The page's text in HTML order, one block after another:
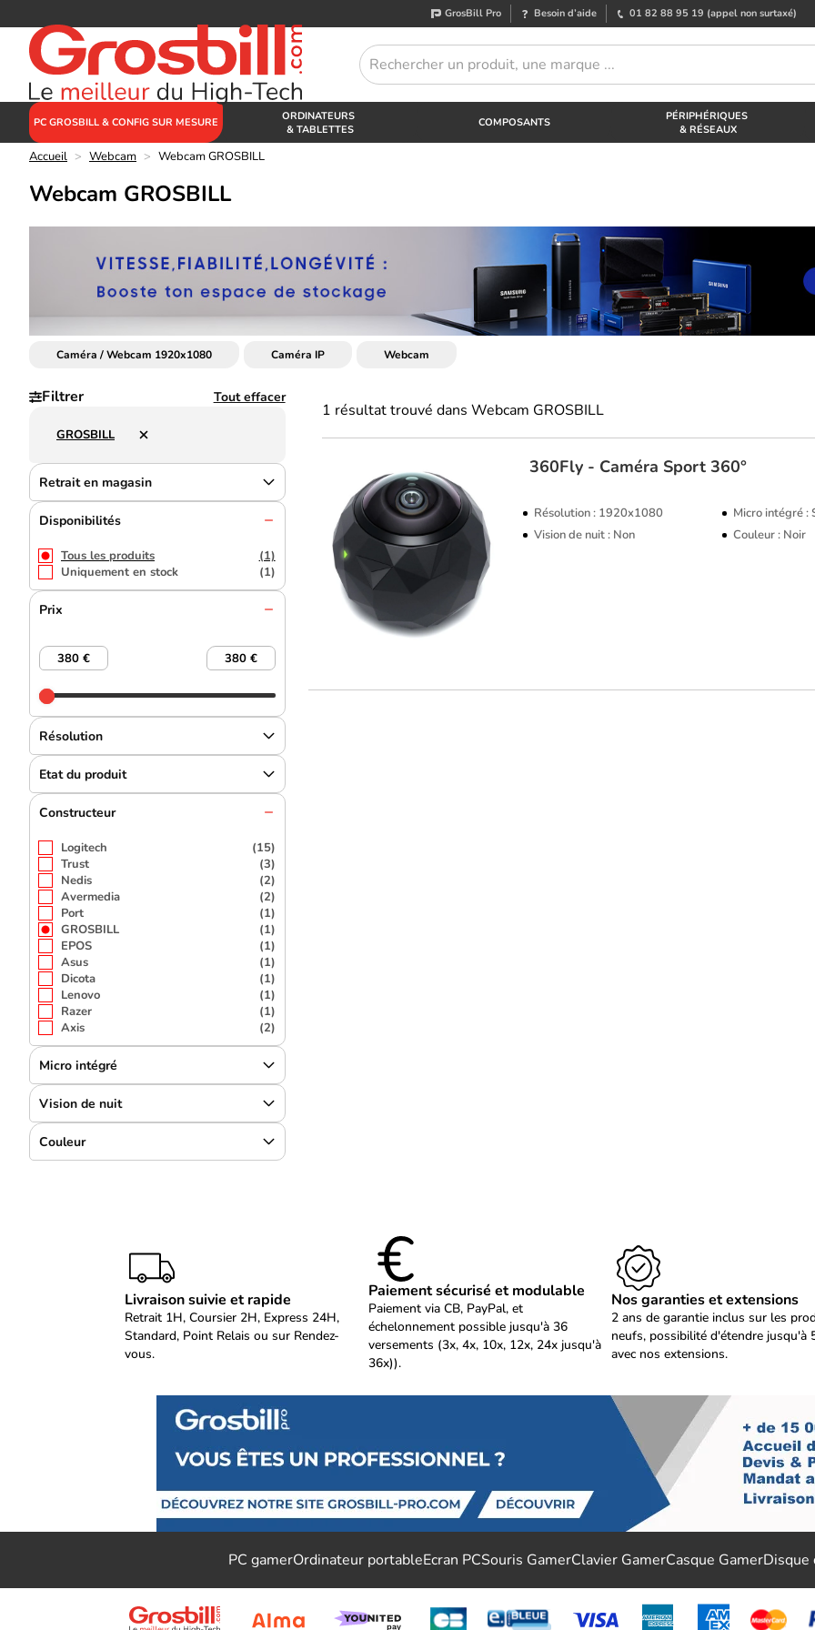
GrosBill Pro Besoin d’aide 01 82 88 95 19 (appel non surtaxé)
PC GROSBILL & CONFIG SUR MESURE
ORDINATEURS
& TABLETTES
COMPOSANTS
PÉRIPHÉRIQUES
& RÉSEAUX
Accueil > Webcam > Webcam GROSBILL
Webcam GROSBILL
Caméra / Webcam 1920x1080 Caméra IP Webcam
Filtrer Tout effacer
GROSBILL
Retrait en magasin
Disponibilités
Tous les produits
(1)
Uniquement en stock
(1)
Prix
Résolution
Etat du produit
Constructeur
Logitech
(15)
Trust
(3)
Nedis
(2)
Avermedia
(2)
Port
(1)
GROSBILL
(1)
EPOS
(1)
Asus
(1)
Dicota
(1)
Lenovo
(1)
Razer
(1)
Axis
(2)
Micro intégré
Vision de nuit
Couleur
1 résultat trouvé dans Webcam GROSBILL
360Fly - Caméra Sport 360°
Résolution : 1920x1080
Micro intégré :
Vision de nuit : Non
Couleur : Noir
Livraison suivie et rapide
Retrait 1H, Coursier 2H, Express 24H,
Standard, Point Relais ou sur Rendez-
vous.
Paiement sécurisé et modulable
Paiement via CB, PayPal, et
échelonnement possible jusqu'à 36
versements (3x, 4x, 10x, 12x, 24x jusqu'à
36x)).
Nos garanties et extensions
2 ans de garantie inclus sur les
neufs, possibilité d'étendre jusqu'à
avec nos extensions.
PC gamerOrdinateur portableEcran PCSouris GamerClavier GamerCasque GamerDisque